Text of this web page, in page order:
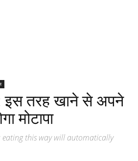
तरह खाने से अपने
मोटापा
eating this way will automatically